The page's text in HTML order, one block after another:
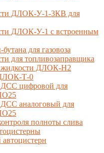
ДЛОК-У-1-3КВ для
ДЛОК-У-1 с встроенным
для газовоза
для топливозаправщика
жидкости ДЛОК-Н2
Т-0
ДСС цифровой для
ДСС аналоговый для
полноты слива